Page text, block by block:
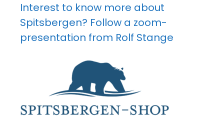
Interest to know more about
Spitsbergen? Follow a zoom-
presentation from Rolf Stange